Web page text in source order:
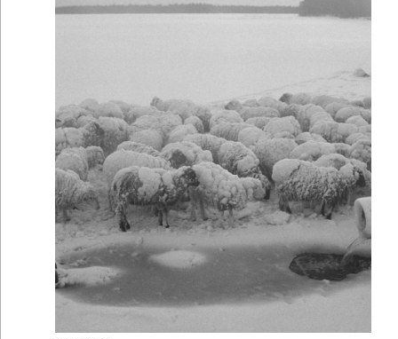
Wilt u op de hoogte blijven dan kunt u zich hier
inschrijven voor onze nieuwsbrief.